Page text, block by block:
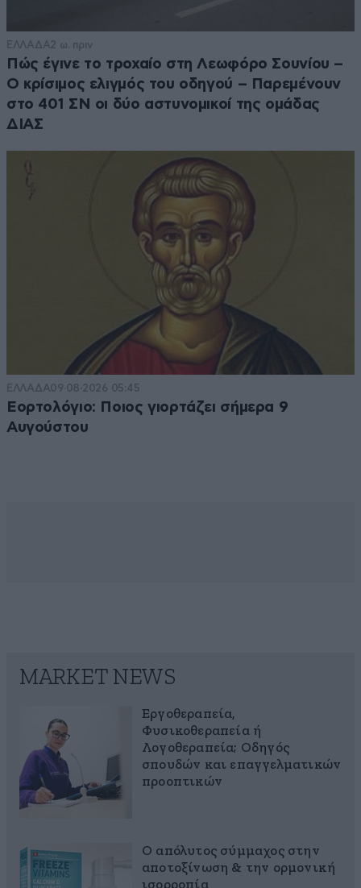
ΕΛΛΑΔΑ2 ω. πριν
Πώς έγινε το τροχαίο στη Λεωφόρο Σουνίου –
Ο κρίσιμος ελιγμός του οδηγού – Παρεμένουν
στο 401 ΣΝ οι δύο αστυνομικοί της ομάδας
ΔΙΑΣ
ΕΛΛΑΔΑ09·08·2026 05:45
Εορτολόγιο: Ποιος γιορτάζει σήμερα 9
Αυγούστου
MARKET NEWS
Εργοθεραπεία,
Φυσικοθεραπεία ή
Λογοθεραπεία; Οδηγός
σπουδών και επαγγελματικών
προοπτικών
Ο απόλυτος σύμμαχος στην
αποτοξίνωση & την ορμονική